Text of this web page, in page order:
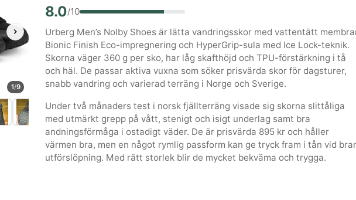
1/9
8.0/10
Urberg Men’s Nolby Shoes är lätta vandringsskor med vattentätt
Bionic Finish Eco-impregnering och HyperGrip-sula med Ice Lock-teknik.
Skorna väger 360 g per sko, har låg skafthöjd och TPU-förstärkning i tå
och häl. De passar aktiva vuxna som söker prisvärda skor för dagsturer,
snabb vandring och varierad terräng i Norge och Sverige.
Under två månaders test i norsk fjällterräng visade sig skorna slittåliga
med utmärkt grepp på vått, stenigt och isigt underlag samt bra
andningsförmåga i ostadigt väder. De är prisvärda 895 kr och håller
värmen bra, men en något rymlig passform kan ge tryck fram i tån vid
utförslöpning. Med rätt storlek blir de mycket bekväma och trygga.